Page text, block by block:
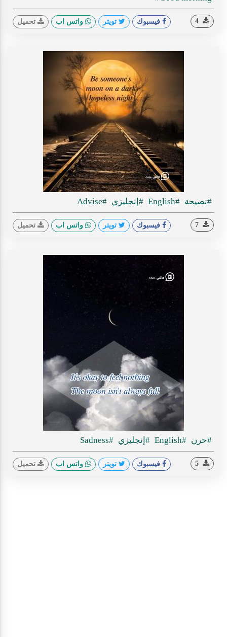
فيسبوك تويتر واتس اب تحميل
#نصيحة #English #إنجليزي #Advise
فيسبوك تويتر واتس اب تحميل
#حزن #English #إنجليزي #Sadness
فيسبوك تويتر واتس اب تحميل